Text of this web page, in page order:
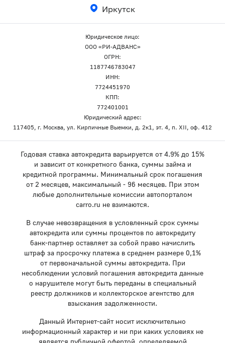
Иркутск
Юридическое лицо:
ООО «РИ-АДВАНС»
ОГРН:
1187746783047
ИНН:
7724451970
КПП:
772401001
Юридический адрес:
117405, г. Москва, ул. Кирпичные Выемки, д. 2к1, эт. 4, п. XII, оф. 412
Годовая ставка автокредита варьируется от 4.9% до 15%
и зависит от конкретного банка, суммы займа и
кредитной программы. Минимальный срок погашения
от 2 месяцев, максимальный - 96 месяцев. При этом
любые дополнительные комиссии автопорталом
carro.ru не взимаются.
В случае невозвращения в условленный срок суммы
автокредита или суммы процентов по автокредиту
банк-партнер оставляет за собой право начислить
штраф за просрочку платежа в среднем размере 0,1%
от первоначальной суммы автокредита. При
несоблюдении условий погашения автокредита данные
о нарушителе могут быть переданы в специальный
реестр должников и коллекторское агентство для
взыскания задолженности.
Данный Интернет-сайт носит исключительно
информационный характер и ни при каких условиях не
является публичной офертой, определяемой